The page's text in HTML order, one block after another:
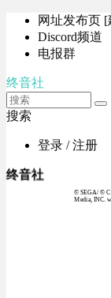
网址发布页
Discord频道
电报群
终音社
搜索
登录 / 注册
终音社
© SEGA / ©
Media, INC.